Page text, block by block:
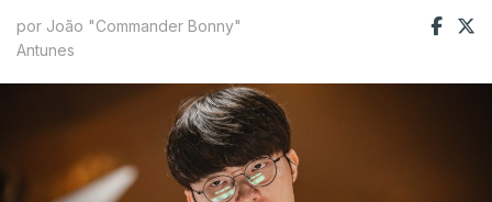
por João "Commander Bonny"
Antunes